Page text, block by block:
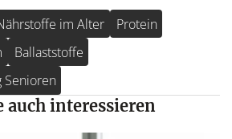
im Alter
Protein
Ballaststoffe
Senioren
auch interessieren